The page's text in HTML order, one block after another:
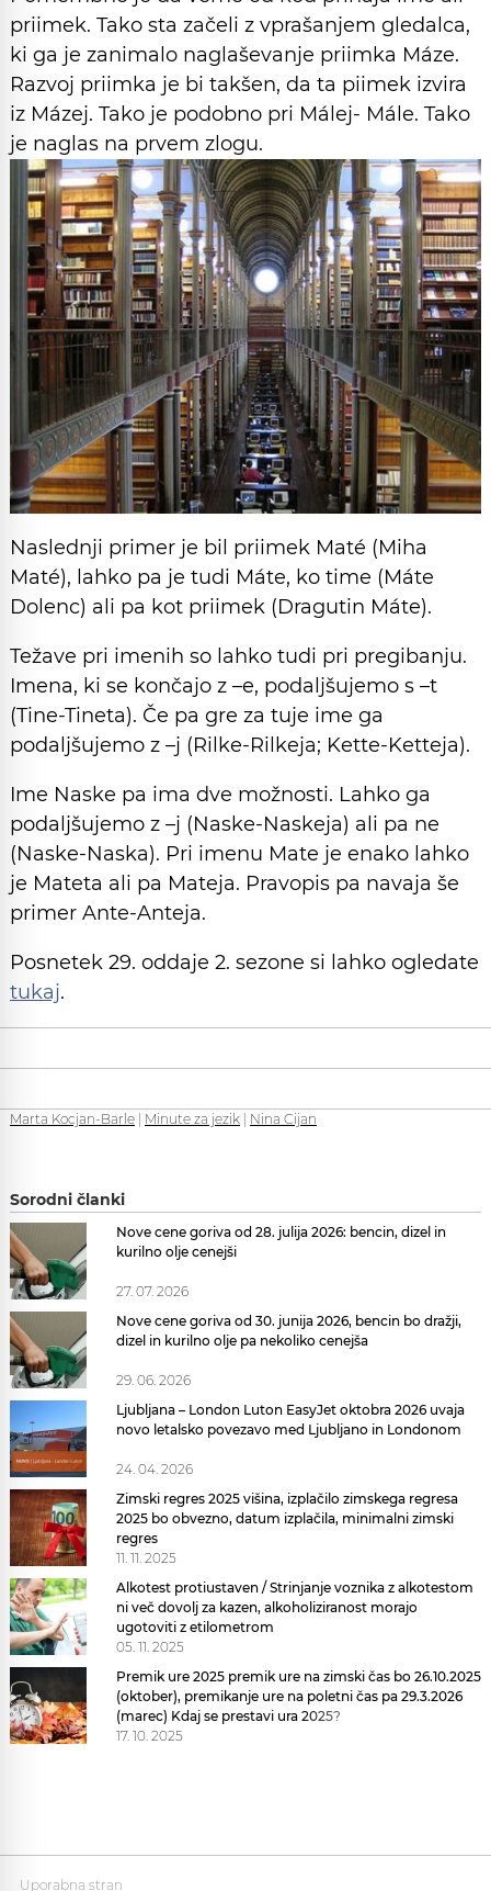
priimek. Tako sta začeli z vprašanjem gledalca,
ki ga je zanimalo naglaševanje priimka Máze.
Razvoj priimka je bi takšen, da ta piimek izvira
iz Mázej. Tako je podobno pri Málej- Mále. Tako
je naglas na prvem zlogu.
Naslednji primer je bil priimek Maté (Miha
Maté), lahko pa je tudi Máte, ko time (Máte
Dolenc) ali pa kot priimek (Dragutin Máte).
Težave pri imenih so lahko tudi pri pregibanju.
Imena, ki se končajo z –e, podaljšujemo s –t
(Tine-Tineta). Če pa gre za tuje ime ga
podaljšujemo z –j (Rilke-Rilkeja; Kette-Ketteja).
Ime Naske pa ima dve možnosti. Lahko ga
podaljšujemo z –j (Naske-Naskeja) ali pa ne
(Naske-Naska). Pri imenu Mate je enako lahko
je Mateta ali pa Mateja. Pravopis pa navaja še
primer Ante-Anteja.
Posnetek 29. oddaje 2. sezone si lahko ogledate
tukaj.
Marta Kocjan-Barle | Minute za jezik | Nina Cijan
Sorodni članki
Nove cene goriva od 28. julija 2026: bencin, dizel in
kurilno olje cenejši
27. 07. 2026
Nove cene goriva od 30. junija 2026, bencin bo dražji,
dizel in kurilno olje pa nekoliko cenejša
29. 06. 2026
Ljubljana – London Luton EasyJet oktobra 2026 uvaja
novo letalsko povezavo med Ljubljano in Londonom
24. 04. 2026
Zimski regres 2025 višina, izplačilo zimskega regresa
2025 bo obvezno, datum izplačila, minimalni zimski
regres
11. 11. 2025
Alkotest protiustaven / Strinjanje voznika z alkotestom
ni več dovolj za kazen, alkoholiziranost morajo
ugotoviti z etilometrom
05. 11. 2025
Premik ure 2025 premik ure na zimski čas bo 26.10.2025
(oktober), premikanje ure na poletni čas pa 29.3.2026
(marec) Kdaj se prestavi ura 2025?
17. 10. 2025
Uporabna stran